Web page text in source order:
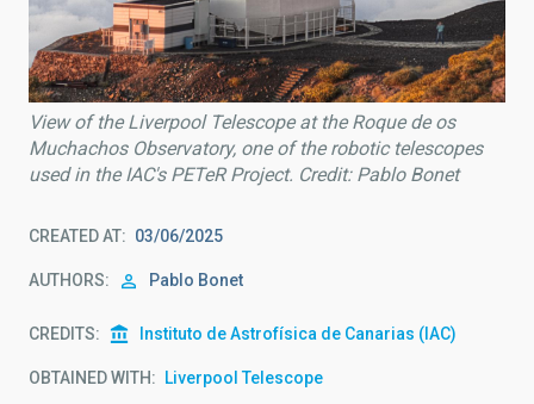
View of the Liverpool Telescope at the Roque de os
Muchachos Observatory, one of the robotic telescopes
used in the IAC's PETeR Project. Credit: Pablo Bonet
CREATED AT 03/06/2025
AUTHORS Pablo Bonet
CREDITS Instituto de Astrofísica de Canarias (IAC)
OBTAINED WITH Liverpool Telescope